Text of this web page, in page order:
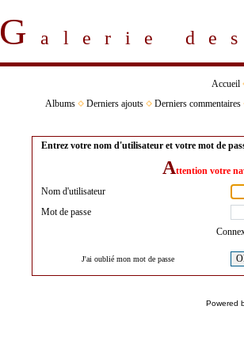
Galerie
Accueil
Albums
Derniers ajouts Derniers commentaires
Entrez votre nom d'utilisateur et votre mot de
Attention votre
Nom d'utilisateur
Mot de passe
J'ai oublié mon mot de passe
Powered